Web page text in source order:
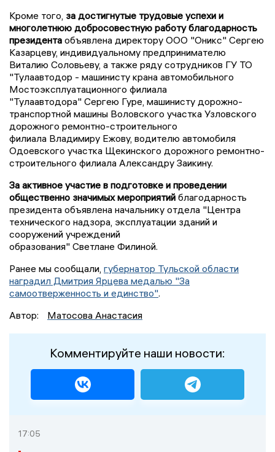
Кроме того, за достигнутые трудовые успехи и
многолетнюю добросовестную работу благодарность
президента объявлена директору ООО "Оникс" Сергею
Казарцеву, индивидуальному предпринимателю
Виталию Соловьеву, а также ряду сотрудников ГУ ТО
"Тулаавтодор - машинисту крана автомобильного
Мостоэксплуатационного филиала
"Тулаавтодора" Сергею Гуре, машинисту дорожно-
транспортной машины Воловского участка Узловского
дорожного ремонтно-строительного
филиала Владимиру Ежову, водителю автомобиля
Одоевского участка Щекинского дорожного ремонтно-
строительного филиала Александру Заикину.
За активное участие в подготовке и проведении
общественно значимых мероприятий благодарность
президента объявлена начальнику отдела "Центра
технического надзора, эксплуатации зданий и
сооружений учреждений
образования" Светлане Филиной.
Ранее мы сообщали, губернатор Тульской области
наградил Дмитрия Ярцева медалью "За
самоотверженность и единство".
Автор:
Матосова Анастасия
Комментируйте наши новости:
17:05